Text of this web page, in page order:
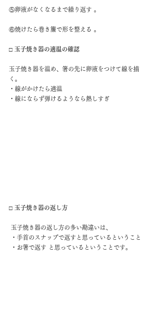
⑤卵液がなくなるまで繰り返す 。
⑥焼けたら巻き簾で形を整える 。
□ 玉子焼き器の適温の確認
玉子焼き器を温め、箸の先に卵液をつけて線を描
く。
・線がかけたら適温
・線にならず弾けるようなら熱しすぎ
□ 玉子焼き器の返し方
玉子焼き器の返し方の多い勘違いは、
・手首のスナップで返すと思っているということ
・お箸で返す と思っているということです。